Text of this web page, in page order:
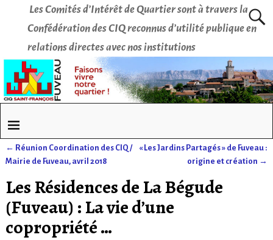
Les Comités d’Intérêt de Quartier sont à travers la
Confédération des CIQ reconnus d’utilité publique en
relations directes avec nos institutions
Navigation des articles
← Réunion Coordination des CIQ /
Mairie de Fuveau, avril 2018
« Les Jardins Partagés » de Fuveau :
origine et création →
Les Résidences de La Bégude
(Fuveau) : La vie d’une
copropriété …